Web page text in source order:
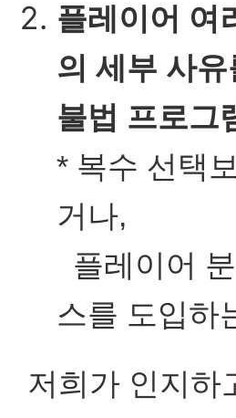
플레이어 여
의 세부 사
불법 프로그
* 복수 선택
거나,
플레이어
스를 도입하
저희가 인지하